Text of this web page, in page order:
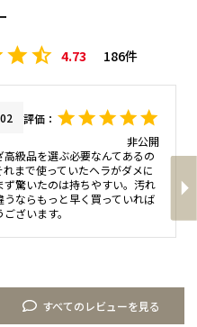
4.73 186
非公開
級品を選ぶ必要なんてあるの
まで使っていたヘラがダメに
驚いたのは持ちやすい。汚れ
ならもっと早く買っていれば
ざいます。
すべてのレビューを見る